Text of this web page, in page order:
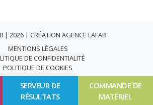
SERVEUR DE
RÉSULTATS
COMMANDE DE
MATÉRIEL
| 2026 | CRÉATION AGENCE LAFAB
MENTIONS LÉGALES
DE CONFIDENTIALITÉ
POLITIQUE DE COOKIES